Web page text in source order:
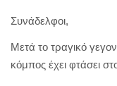
Συνάδελφοι,
Μετά το τραγικό
κόμπος έχει φτάσει